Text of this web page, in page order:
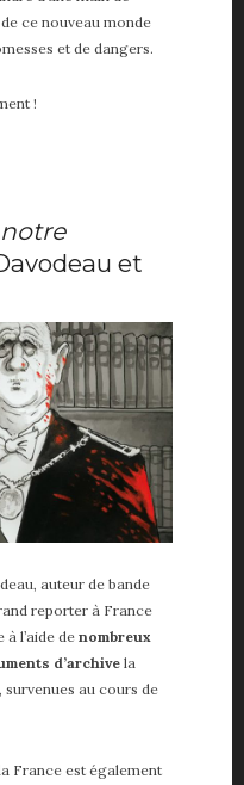
ce nouveau monde
et de dangers.
!
et
auteur de bande
reporter à France
l’aide de nombreux
d’archive la
survenues au cours de
France est également